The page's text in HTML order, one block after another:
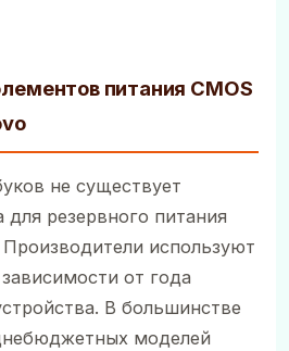
питания CMOS
не существует
для резервного питания
используют
от года
В большинстве
моделей